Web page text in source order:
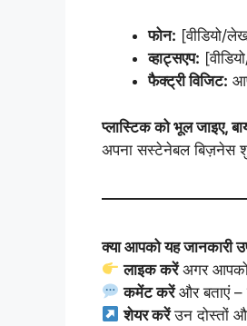
फोन: [वीडियो/
व्हाट्सएप:
फैक्ट्री विजिट:
प्लास्टिक को भूल जाइए,
अपना सस्टेनेबल बिज़नेस
क्या आपको यह जानकारी
लाइक करेंअगर आपको
कमेंट करेंऔर बताएं –
शेयर करेंउन दोस्तों